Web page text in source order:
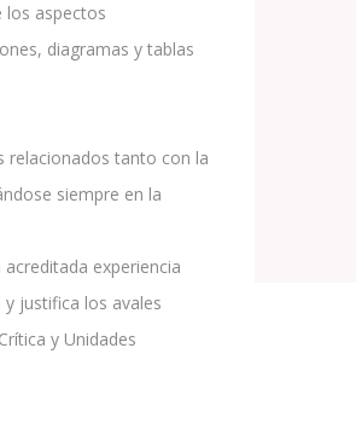
los aspectos
diagramas y tablas
relacionados tanto con la
siempre en la
experiencia
justifica los avales
y Unidades